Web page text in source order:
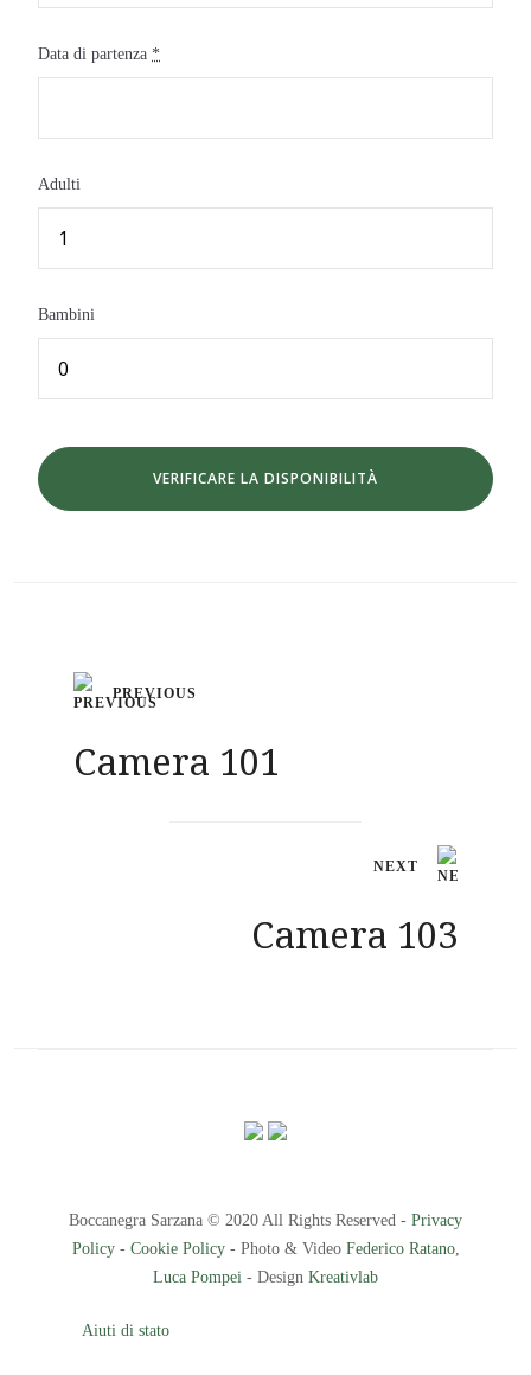
Data di partenza *
Adulti
Bambini
Navigazione
articoli
PREVIOUS
Camera 101
NEXT
Camera 103
Boccanegra Sarzana © 2020 All Rights Reserved - Privacy
Policy- Cookie Policy- Photo & Video Federico Ratano,
Luca Pompei - Design Kreativlab
Aiuti di stato